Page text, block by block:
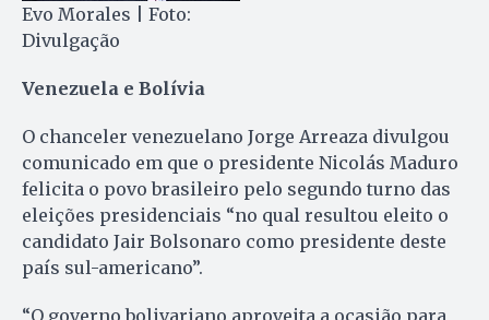
Evo Morales | Foto:
Divulgação
Venezuela e Bolívia
O chanceler venezuelano Jorge Arreaza divulgou
comunicado em que o presidente Nicolás Maduro
felicita o povo brasileiro pelo segundo turno das
eleições presidenciais “no qual resultou eleito o
candidato Jair Bolsonaro como presidente deste
país sul-americano”.